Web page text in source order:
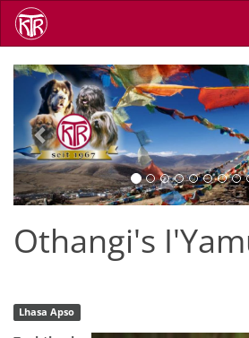
Direkt
zum
Inhalt
Previous
Othangi's
Lhasa Apso